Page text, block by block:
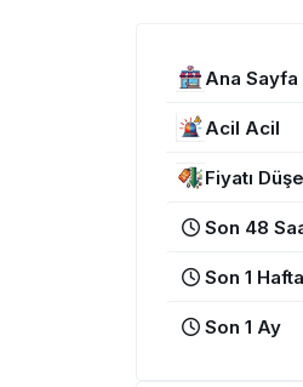
Ana
Acil Acil
Fiyatı
Son 48
Son 1 Hafta
Son 1 Ay